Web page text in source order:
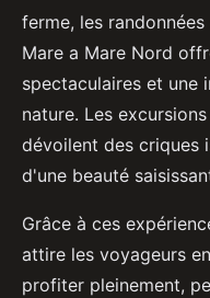
ferme, les
Mare a Mare Nord
spectaculaires et une
nature. Les
dévoilent des criques
d'une beauté
Grâce à ces
attire les voyageurs
profiter pleinement,